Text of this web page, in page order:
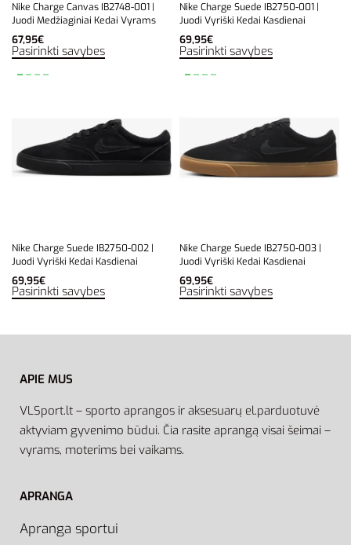
Nike Charge Canvas IB2748-001 |
Juodi Medžiaginiai Kedai Vyrams
67,95€
Pasirinkti savybes
Nike Charge Suede IB2750-001 |
Juodi Vyriški Kedai Kasdienai
69,95€
Pasirinkti savybes
Nike Charge Suede IB2750-002 |
Juodi Vyriški Kedai Kasdienai
69,95€
Pasirinkti savybes
Nike Charge Suede IB2750-003 |
Juodi Vyriški Kedai Kasdienai
69,95€
Pasirinkti savybes
APIE MUS
VLSport.lt – sporto aprangos ir aksesuarų el.parduotuvė
aktyviam gyvenimo būdui. Čia rasite aprangą visai šeimai –
vyrams, moterims bei vaikams.
APRANGA
Apranga sportui